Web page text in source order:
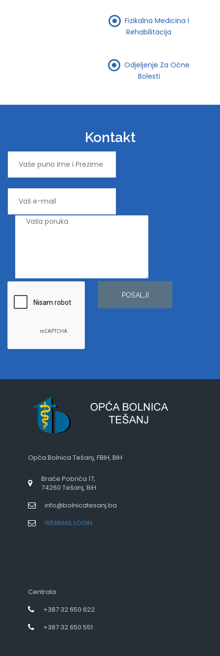
Fizikalna Medicina I
Rehabilitacija
Odjeljenje Za Očne
Bolesti
Kontakt
POŠALJI
Opća Bolnica Tešanj, FBIH, BIH
Braće Pobrića 17,
74260 Tešanj, BiH
info@bolnicatesanj.ba
WEBMAIL LOGIN
Centrala
+387 32 650 622
+387 32 650 551